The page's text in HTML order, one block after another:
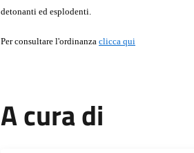
detonanti ed esplodenti.
Per consultare l'ordinanza clicca qui
A cura di